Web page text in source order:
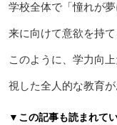
学校全体で「憧れが
来に向けて意欲を持て
このように、学力向
視した全人的な教育が
▼この記事も読まれて